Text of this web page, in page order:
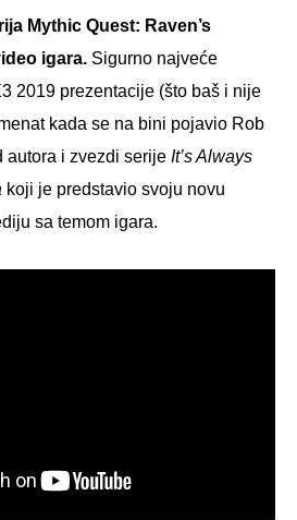
Mythic Quest: Raven’s
igara. Sigurno najveće
2019 prezentacije (što baš i nije
kada se na bini pojavio Rob
autora i zvezdi serije It’s Always
koji je predstavio svoju novu
sa temom igara.